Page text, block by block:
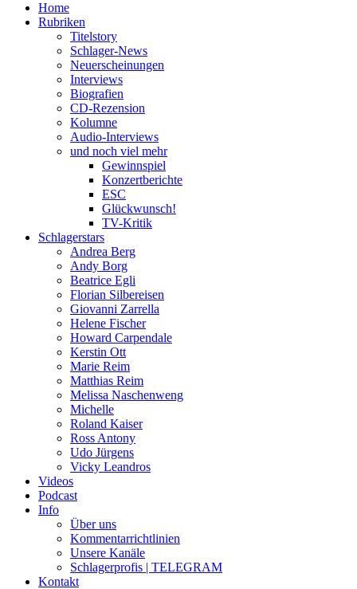
Home
Rubriken
Titelstory
Schlager-News
Neuerscheinungen
Interviews
Biografien
CD-Rezension
Kolumne
Audio-Interviews
und noch viel mehr
Gewinnspiel
Konzertberichte
ESC
Glückwunsch!
TV-Kritik
Schlagerstars
Andrea Berg
Andy Borg
Beatrice Egli
Florian Silbereisen
Giovanni Zarrella
Helene Fischer
Howard Carpendale
Kerstin Ott
Marie Reim
Matthias Reim
Melissa Naschenweng
Michelle
Roland Kaiser
Ross Antony
Udo Jürgens
Vicky Leandros
Videos
Podcast
Info
Über uns
Kommentarrichtlinien
Unsere Kanäle
Schlagerprofis | TELEGRAM
Kontakt